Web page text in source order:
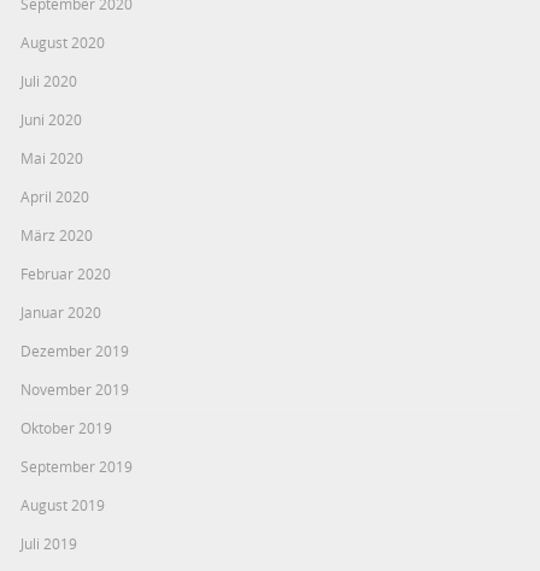
August 2020
Juli 2020
Juni 2020
Mai 2020
April 2020
März 2020
Februar 2020
Januar 2020
Dezember 2019
November 2019
Oktober 2019
September 2019
August 2019
Juli 2019